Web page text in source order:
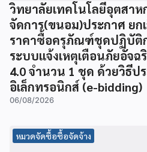
วิทยาลัยเทคโนโลยีอุตสาห
จัดการ(ขนอม)ประกาศ ยก
ราคาซื้อครุภัณฑ์ชุดปฏิบัติ
ระบบแจ้งเหตุเตือนภัยอัจฉ
4.0 จำนวน 1 ชุด ด้วยวิธีป
อิเล็กทรอนิกส์ (e-bidding)
06/08/2026
หมวดจัดซื้อซื้อจัดจ้าง